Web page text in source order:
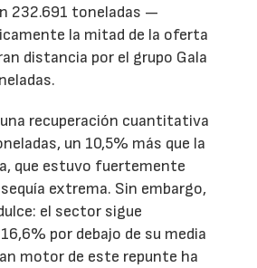
232.691 toneladas —
la mitad de la oferta
distancia por el grupo Gala
recuperación cuantitativa
un 10,5% más que la
que estuvo fuertemente
extrema. Sin embargo,
el sector sigue
por debajo de su media
motor de este repunte ha